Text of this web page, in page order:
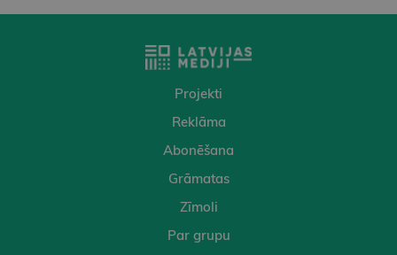
Projekti
Reklāma
Abonēšana
Grāmatas
Zīmoli
Par grupu